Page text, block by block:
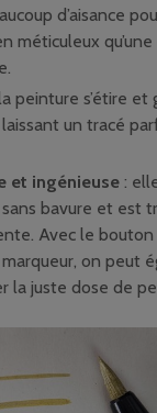
d’aisance
méticuleux
peinture s’étire et
un tracé
et ingénieuse :
bavure et est
Avec le bouton
on peut
la juste dose de